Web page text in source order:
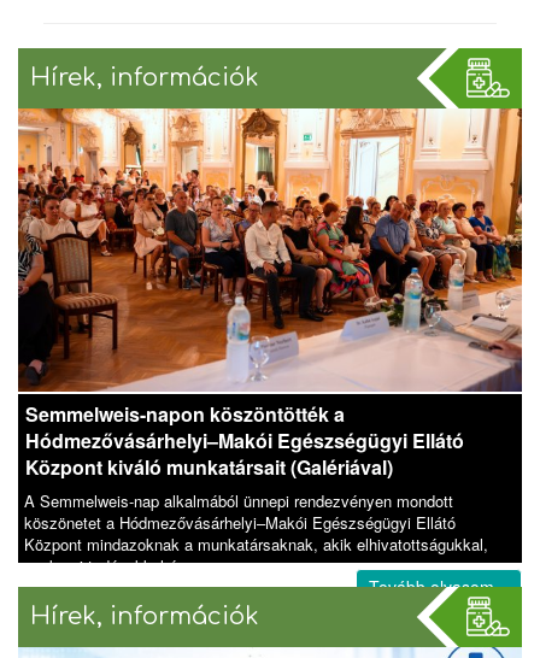
Hírek, információk
Semmelweis-napon köszöntötték a
Hódmezővásárhelyi–Makói Egészségügyi Ellátó
Központ kiváló munkatársait (Galériával)
A Semmelweis-nap alkalmából ünnepi rendezvényen mondott
köszönetet a Hódmezővásárhelyi–Makói Egészségügyi Ellátó
Központ mindazoknak a munkatársaknak, akik elhivatottságukkal,
szakmai tudásukkal és em
Tovább olvasom »
Hírek, információk